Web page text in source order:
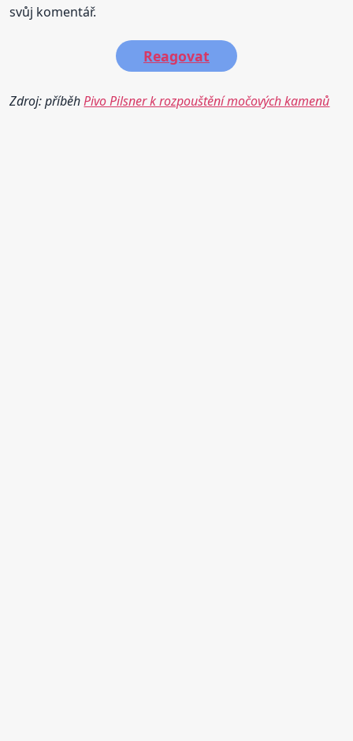
svůj komentář.
Reagovat
Zdroj: příběhPivo Pilsner k rozpouštění močových kamenů